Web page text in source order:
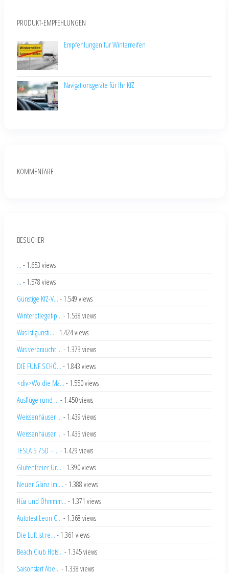
PRODUKT-EMPFEHLUNGEN
Empfehlungen für Winterreifen
Navigationsgeräte für Ihr KfZ
KOMMENTARE
BESUCHER
... - 1.653 views
... - 1.578 views
Günstige KfZ-V... - 1.549 views
Winterpflegetip... - 1.538 views
Was ist günsti... - 1.424 views
Was verbraucht ... - 1.373 views
DIE FÜNF SCHÖ... - 1.843 views
<div>Wo die Mä... - 1.550 views
Ausflüge rund ... - 1.450 views
Weissenhäuser ... - 1.439 views
Weissenhäuser ... - 1.433 views
TESLA S 75D –... - 1.429 views
Glutenfreier Ur... - 1.390 views
Neuer Glanz im ... - 1.388 views
Hüa und Ohmmm... - 1.371 views
Autotest Leon C... - 1.368 views
Die Luft ist re... - 1.361 views
Beach Club Hots... - 1.345 views
Saisonstart Abe... - 1.338 views